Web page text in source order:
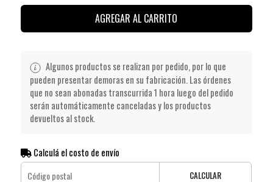
AGREGAR AL CARRITO
Algunos productos se realizan por pedido, por lo que
pueden presentar demoras en su fabricación. Las órdenes
que no sean abonadas transcurrida 1 hora luego del pedido
serán automáticamente canceladas y los productos
devueltos al stock.
Calculá el costo de envío
CALCULAR